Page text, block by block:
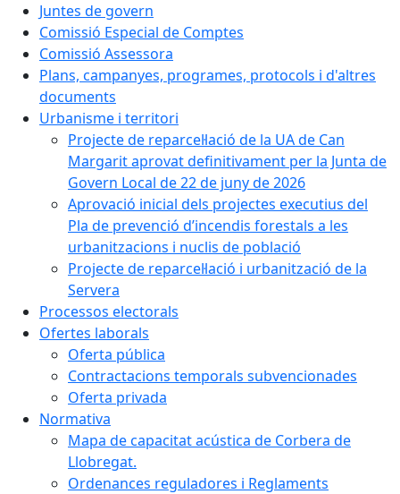
Juntes de govern
Comissió Especial de Comptes
Comissió Assessora
Plans, campanyes, programes, protocols i d'altres
documents
Urbanisme i territori
Projecte de reparcel·lació de la UA de Can
Margarit aprovat definitivament per la Junta de
Govern Local de 22 de juny de 2026
Aprovació inicial dels projectes executius del
Pla de prevenció d’incendis forestals a les
urbanitzacions i nuclis de població
Projecte de reparcel·lació i urbanització de la
Servera
Processos electorals
Ofertes laborals
Oferta pública
Contractacions temporals subvencionades
Oferta privada
Normativa
Mapa de capacitat acústica de Corbera de
Llobregat.
Ordenances reguladores i Reglaments